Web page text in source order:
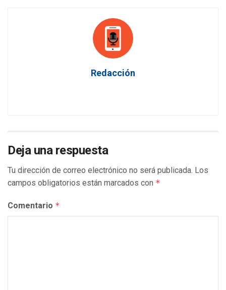
Redacción
Deja una respuesta
Tu dirección de correo electrónico no será publicada. Los
campos obligatorios están marcados con *
Comentario *